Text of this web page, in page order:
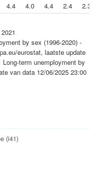
4.4 4.0 4.4 2.4
2.3
by sex (1996-2020) -
eurostat, laatste update
term unemployment by
van data 12/06/2025 23:00
(i41)